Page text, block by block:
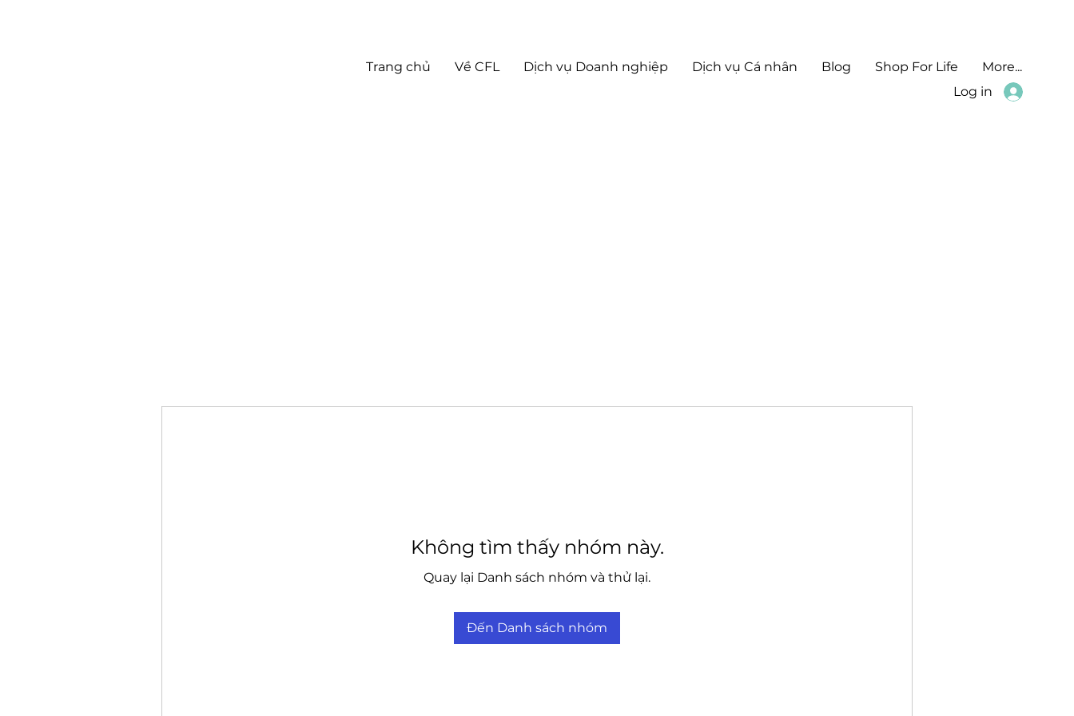
Log in
Trang chủ Về CFL Dịch vụ Doanh nghiệp Dịch vụ Cá nhân Blog Shop For Life More...
Không tìm thấy nhóm này.
Quay lại Danh sách nhóm và thử lại.
Đến Danh sách nhóm